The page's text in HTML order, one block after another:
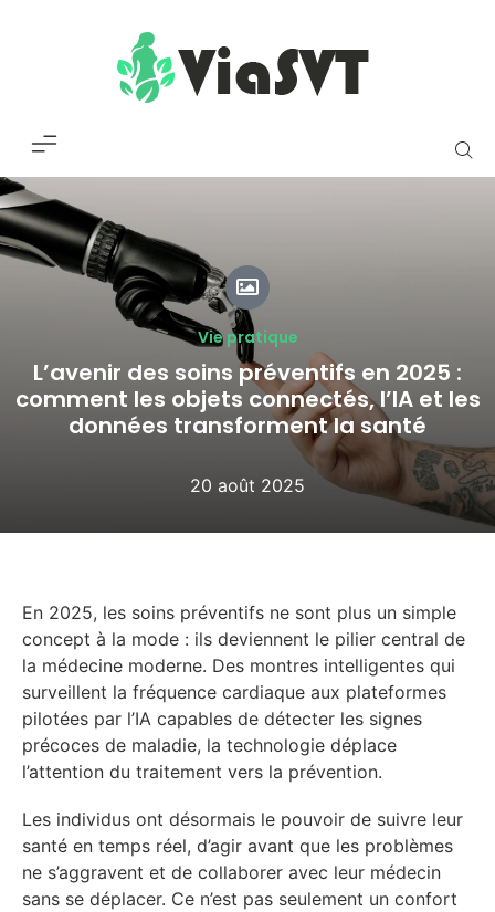
Vie pratique
L’avenir des soins préventifs en 2025 :
comment les objets connectés, l’IA et les
données transforment la santé
20 août 2025
En 2025, les soins préventifs ne sont plus un simple
concept à la mode : ils deviennent le pilier central de
la médecine moderne. Des montres intelligentes qui
surveillent la fréquence cardiaque aux plateformes
pilotées par l’IA capables de détecter les signes
précoces de maladie, la technologie déplace
l’attention du traitement vers la prévention.
Les individus ont désormais le pouvoir de suivre leur
santé en temps réel, d’agir avant que les problèmes
ne s’aggravent et de collaborer avec leur médecin
sans se déplacer. Ce n’est pas seulement un confort